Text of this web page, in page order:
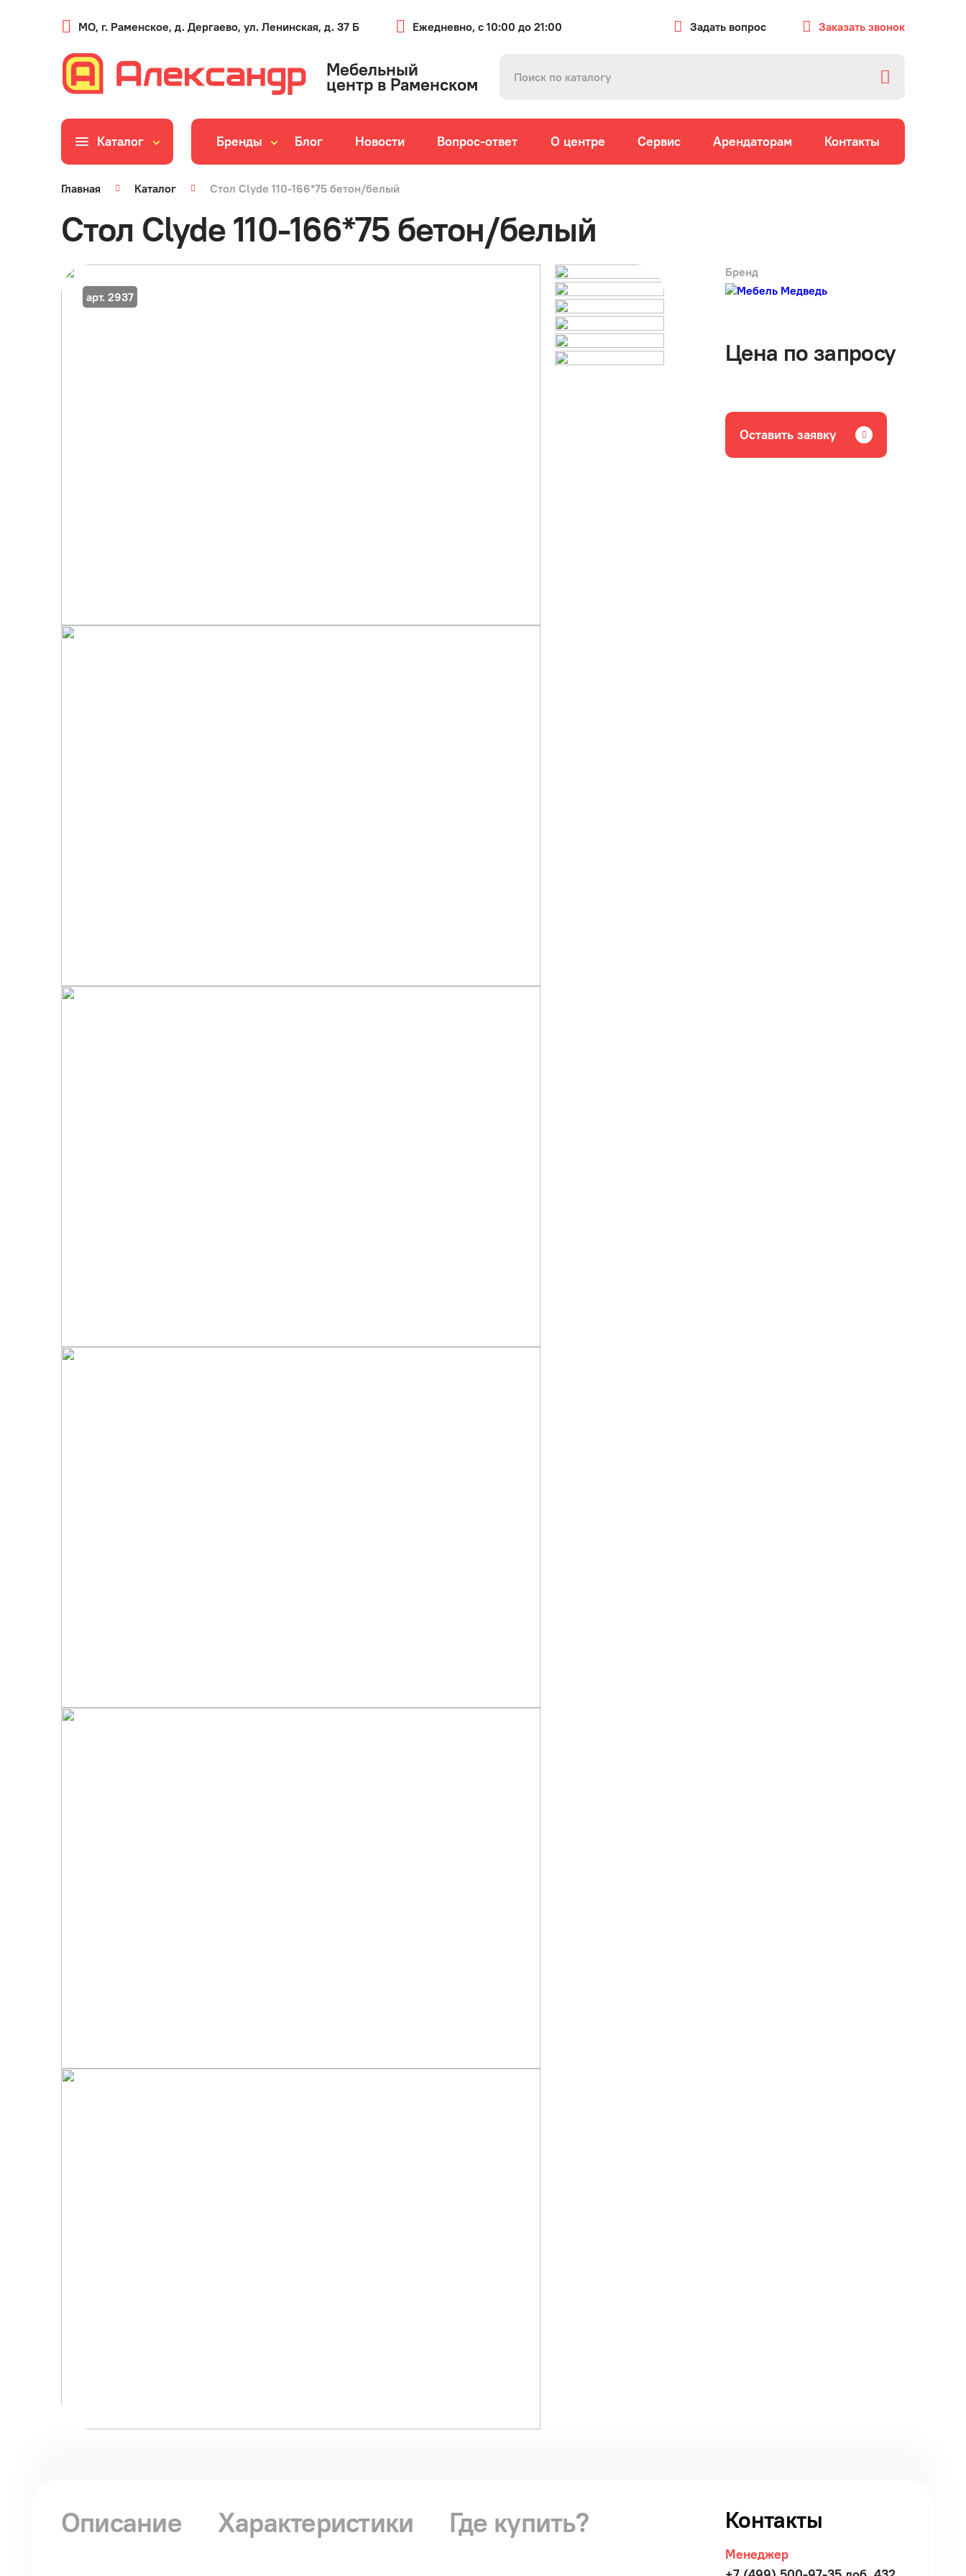
МО, г. Раменское, д. Дергаево, ул. Ленинская, д. 37 Б Ежедневно, с 10:00 до 21:00 Задать вопрос Заказать звонок
Мебельный
центр в Раменском
Каталог Бренды Блог Новости Вопрос-ответ О центре Сервис Арендаторам Контакты
Главная Каталог Стол Clyde 110-166*75 бетон/белый
Стол Clyde 110-166*75 бетон/белый
арт. 2937
Бренд
Цена по запросу
Оставить заявку
Описание Характеристики Где купить? Контакты
Менеджер